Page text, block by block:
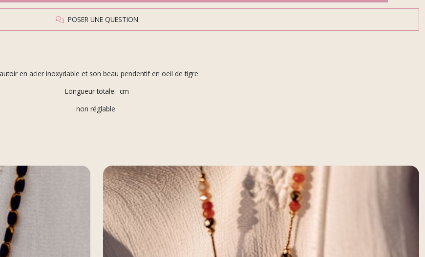
POSER UNE QUESTION
en acier inoxydable et son beau pendentif en oeil de tigre
Longueur totale: cm
non réglable